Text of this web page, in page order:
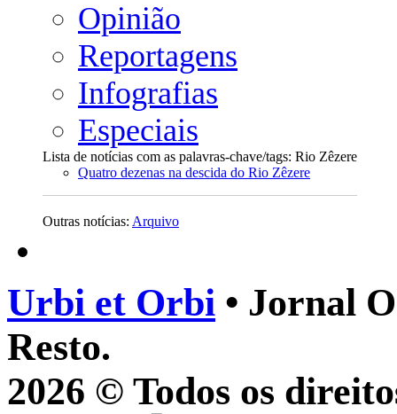
Opinião
Reportagens
Infografias
Especiais
Lista de notícias com as palavras-chave/tags: Rio Zêzere
Quatro dezenas na descida do Rio Zêzere
Outras notícias: Arquivo
Urbi et Orbi • Jornal
Resto.
2026 © Todos os